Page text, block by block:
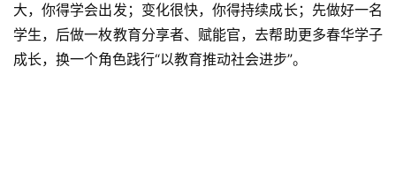
大，你得学会出发；变化很快，你得持续成长；先做好一名
学生，后做一枚教育分享者、赋能官，去帮助更多春华学子
成长，换一个角色践行“以教育推动社会进步”。